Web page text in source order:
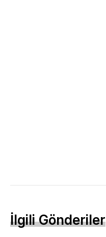
İlgili Gönderiler